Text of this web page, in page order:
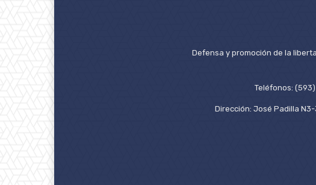
Defensa y promoción de la
Teléfonos:
Dirección: José Padilla